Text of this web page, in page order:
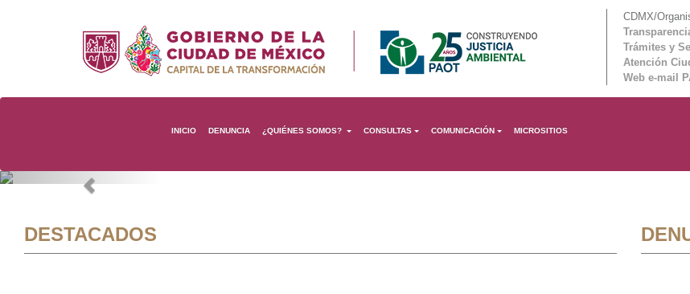
CDMX/
Trámites y
Atención
Web e-mail
INICIO DENUNCIA ¿QUIÉNES SOMOS? CONSULTAS COMUNICACIÓN MICROSITIOS
Previous
DESTACADOS